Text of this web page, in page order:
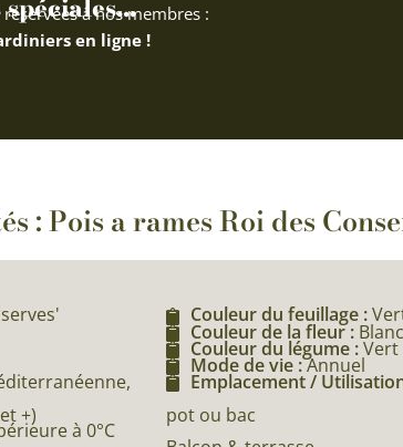
à nos membres :
en ligne !
: Pois a rames Roi des
+)
à 0°C
Couleur du feuillage :
Couleur de la fleur : Blanc
Couleur du légume :Vert
Mode de vie :Annuel
Emplacement /
pot ou bac